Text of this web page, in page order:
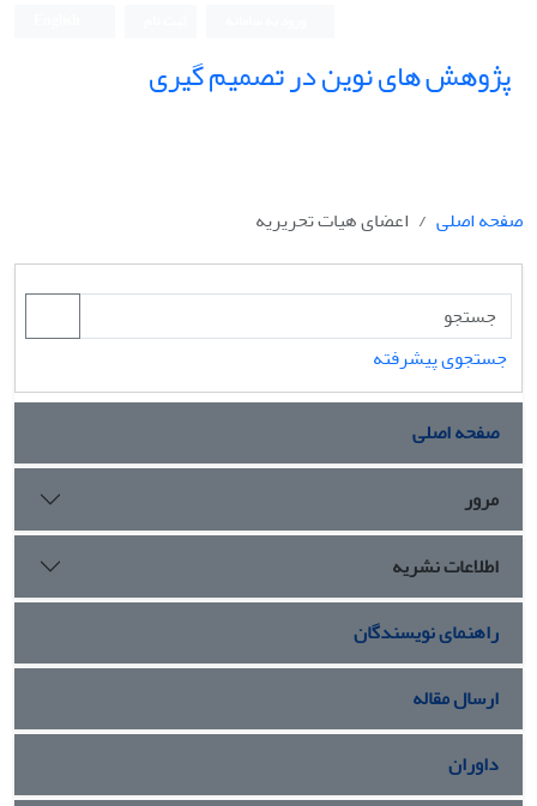
پژوهش های نوین در تصمیم گیری
صفحه اصلی اعضای هیات تحریریه
جستجوی پیشرفته
صفحه اصلی
مرور
اطلاعات نشریه
راهنمای نویسندگان
ارسال مقاله
داوران